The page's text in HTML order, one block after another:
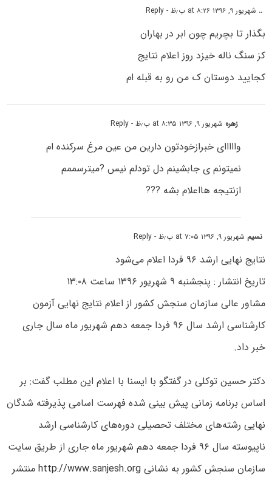
.. شهریور ۹, ۱۳۹۶ at ۸:۲۶ ب٫ظ - Reply
بگذار تا بچریم چون ابر در بهاران
کز سنگ ناله خیزد روز اعلام نتایج
کجایید دوستان ک من رو به قبله ام
زهره شهریور ۹, ۱۳۹۶ at ۸:۳۵ ب٫ظ - Reply
وااااای خبرازخودتون دارین من عین مرغ سرکنده ام
نمیتونم ی جابشینم دل تودلم نیس ?میترسممم
ازنتیجه هااعلام بشه ???
نسیم شهریور ۹, ۱۳۹۶ at ۷:۰۵ ب٫ظ - Reply
نتایج نهایی ارشد ۹۶ فردا اعلام می‌شود
تاریخ انتشار : پنجشنبه ۹ شهریور ۱۳۹۶ ساعت ۱۳:۰۸
مشاور عالی سازمان سنجش کشور از اعلام نتایج نهایی آزمون
کارشناسی ارشد سال ۹۶ فردا جمعه دهم شهریور ماه سال جاری
خبر داد.
دکتر حسین توکلی در گفتگو با ایسنا با اعلام این مطلب گفت: بر
اساس برنامه زمانی پیش بینی شده فهرست اسامی پذیرفته شدگان
نهایی رشته‌های مختلف تحصیلی دوره‌های کارشناسی ارشد
ناپیوسته سال ۹۶ فردا جمعه دهم شهریور ماه جاری از طریق سایت
سازمان سنجش کشور به نشانی http://www.sanjesh.orgمنتشر